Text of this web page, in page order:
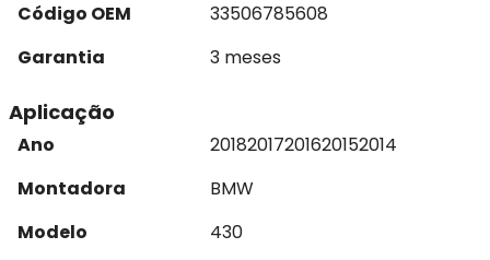
Código OEM
33506785608
Garantia
3 meses
Aplicação
Ano 20182017201620152014
Montadora
BMW
Modelo
430